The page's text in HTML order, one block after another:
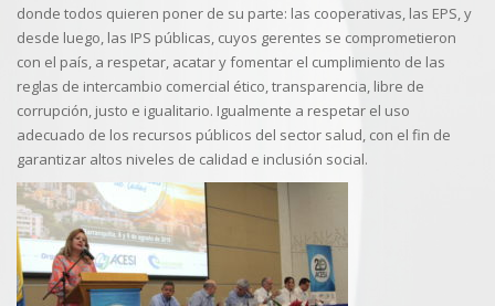
donde todos quieren poner de su parte: las cooperativas, las EPS, y
desde luego, las IPS públicas, cuyos gerentes se comprometieron
con el país, a respetar, acatar y fomentar el cumplimiento de las
reglas de intercambio comercial ético, transparencia, libre de
corrupción, justo e igualitario. Igualmente a respetar el uso
adecuado de los recursos públicos del sector salud, con el fin de
garantizar altos niveles de calidad e inclusión social.